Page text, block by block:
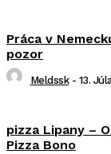
Práca v
pozor
Meldssk - 13.
pizza Lipany –
Pizza Bono